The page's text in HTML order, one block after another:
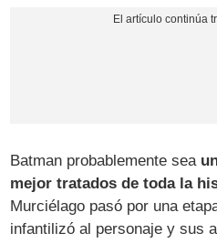
Batman probablemente sea
mejor tratados de toda la
Murciélago pasó por una
infantilizó al personaje y sus